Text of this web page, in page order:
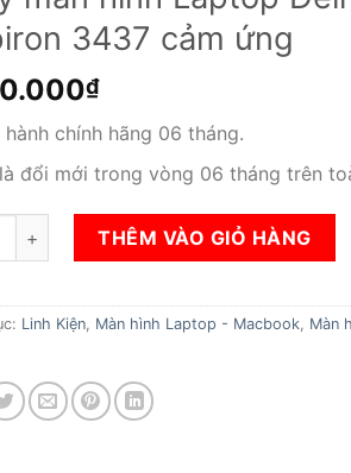
3437 cảm ứng
₫
hành chính hãng 06 tháng.
đổi mới trong vòng 06 tháng trên
hình Laptop Dell Inspiron 3437 cảm ứng
THÊM VÀO GIỎ HÀNG
Linh Kiện Màn hình Laptop - Macbook Màn